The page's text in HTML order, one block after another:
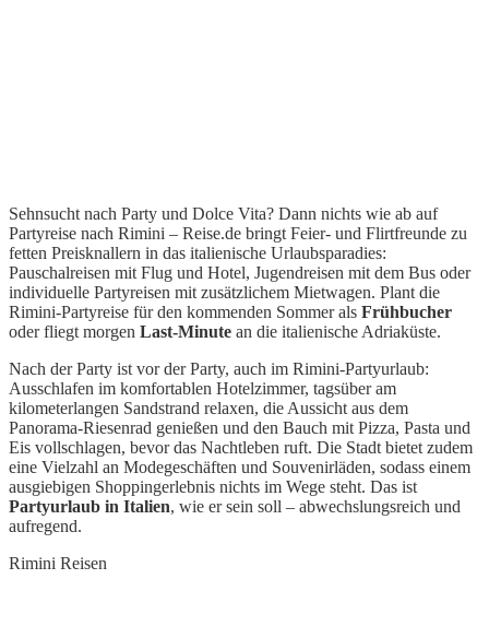
Sehnsucht nach Party und Dolce Vita? Dann nichts wie ab auf
Partyreise nach Rimini – Reise.de bringt Feier- und Flirtfreunde zu
fetten Preisknallern in das italienische Urlaubsparadies:
Pauschalreisen mit Flug und Hotel, Jugendreisen mit dem Bus oder
individuelle Partyreisen mit zusätzlichem Mietwagen. Plant die
Rimini-Partyreise für den kommenden Sommer als Frühbucher
oder fliegt morgen Last-Minute an die italienische Adriaküste.
Nach der Party ist vor der Party, auch im Rimini-Partyurlaub:
Ausschlafen im komfortablen Hotelzimmer, tagsüber am
kilometerlangen Sandstrand relaxen, die Aussicht aus dem
Panorama-Riesenrad genießen und den Bauch mit Pizza, Pasta und
Eis vollschlagen, bevor das Nachtleben ruft. Die Stadt bietet zudem
eine Vielzahl an Modegeschäften und Souvenirläden, sodass einem
ausgiebigen Shoppingerlebnis nichts im Wege steht. Das ist
Partyurlaub in Italien, wie er sein soll – abwechslungsreich und
aufregend.
Rimini Reisen